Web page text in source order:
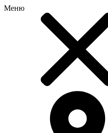
Меню